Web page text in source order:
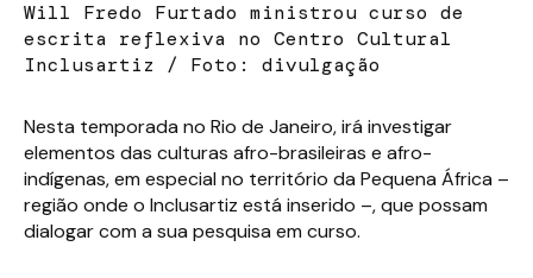
Will Fredo Furtado ministrou curso de
escrita reflexiva no Centro Cultural
Inclusartiz / Foto: divulgação
Nesta temporada no Rio de Janeiro, irá investigar
elementos das culturas afro-brasileiras e afro-
indígenas, em especial no território da Pequena África –
região onde o Inclusartiz está inserido –, que possam
dialogar com a sua pesquisa em curso.